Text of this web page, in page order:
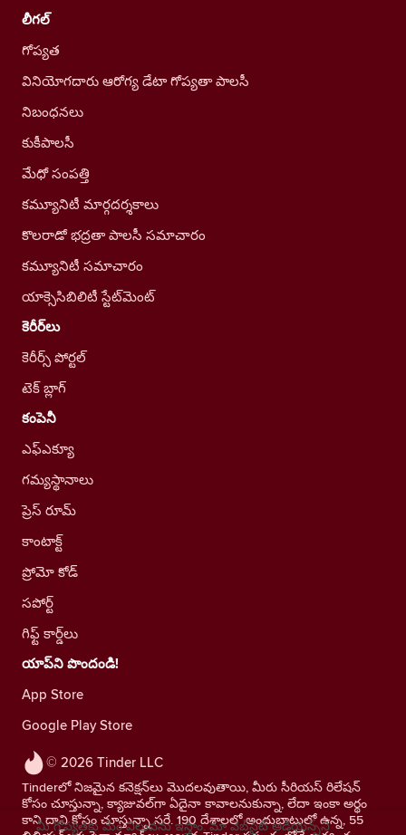
© 2026 Tinder LLC
Tinderలో నిజమైన కనెక్షన్‌లు మొదలవుతాయి, మీరు సీరియస్ రిలేషన్
కోసం చూస్తున్నా, క్యాజువల్‌గా ఏదైనా కావాలనుకున్నా, లేదా ఇంకా అర్థం
కాని దాని కోసం చూస్తున్నా సరే. 190 దేశాలలో అందుబాటులో ఉన్న, 55
లీగల్
గోప్యత
వినియోగదారు ఆరోగ్య డేటా గోప్యతా పాలసీ
నిబంధనలు
కుకీపాలసీ
మేధో సంపత్తి
కమ్యూనిటీ మార్గదర్శకాలు
కొలరాడో భద్రతా పాలసీ సమాచారం
కమ్యూనిటీ సమాచారం
యాక్సెసిబిలిటీ స్టేట్‌మెంట్
కెరీర్‌లు
కెరీర్స్ పోర్టల్
టెక్ బ్లాగ్
కంపెనీ
ఎఫ్ఎక్యూ
గమ్యస్థానాలు
ప్రెస్ రూమ్
కాంటాక్ట్
ప్రోమో కోడ్
సపోర్ట్
గిఫ్ట్ కార్డ్‌లు
యాప్‌ని పొందండి!
App Store
Google Play Store
మీ గోప్యతకు మేం విలువను ఇస్తాం. మా వెబ్‌సైట్ ఆడియెన్స్‌ని